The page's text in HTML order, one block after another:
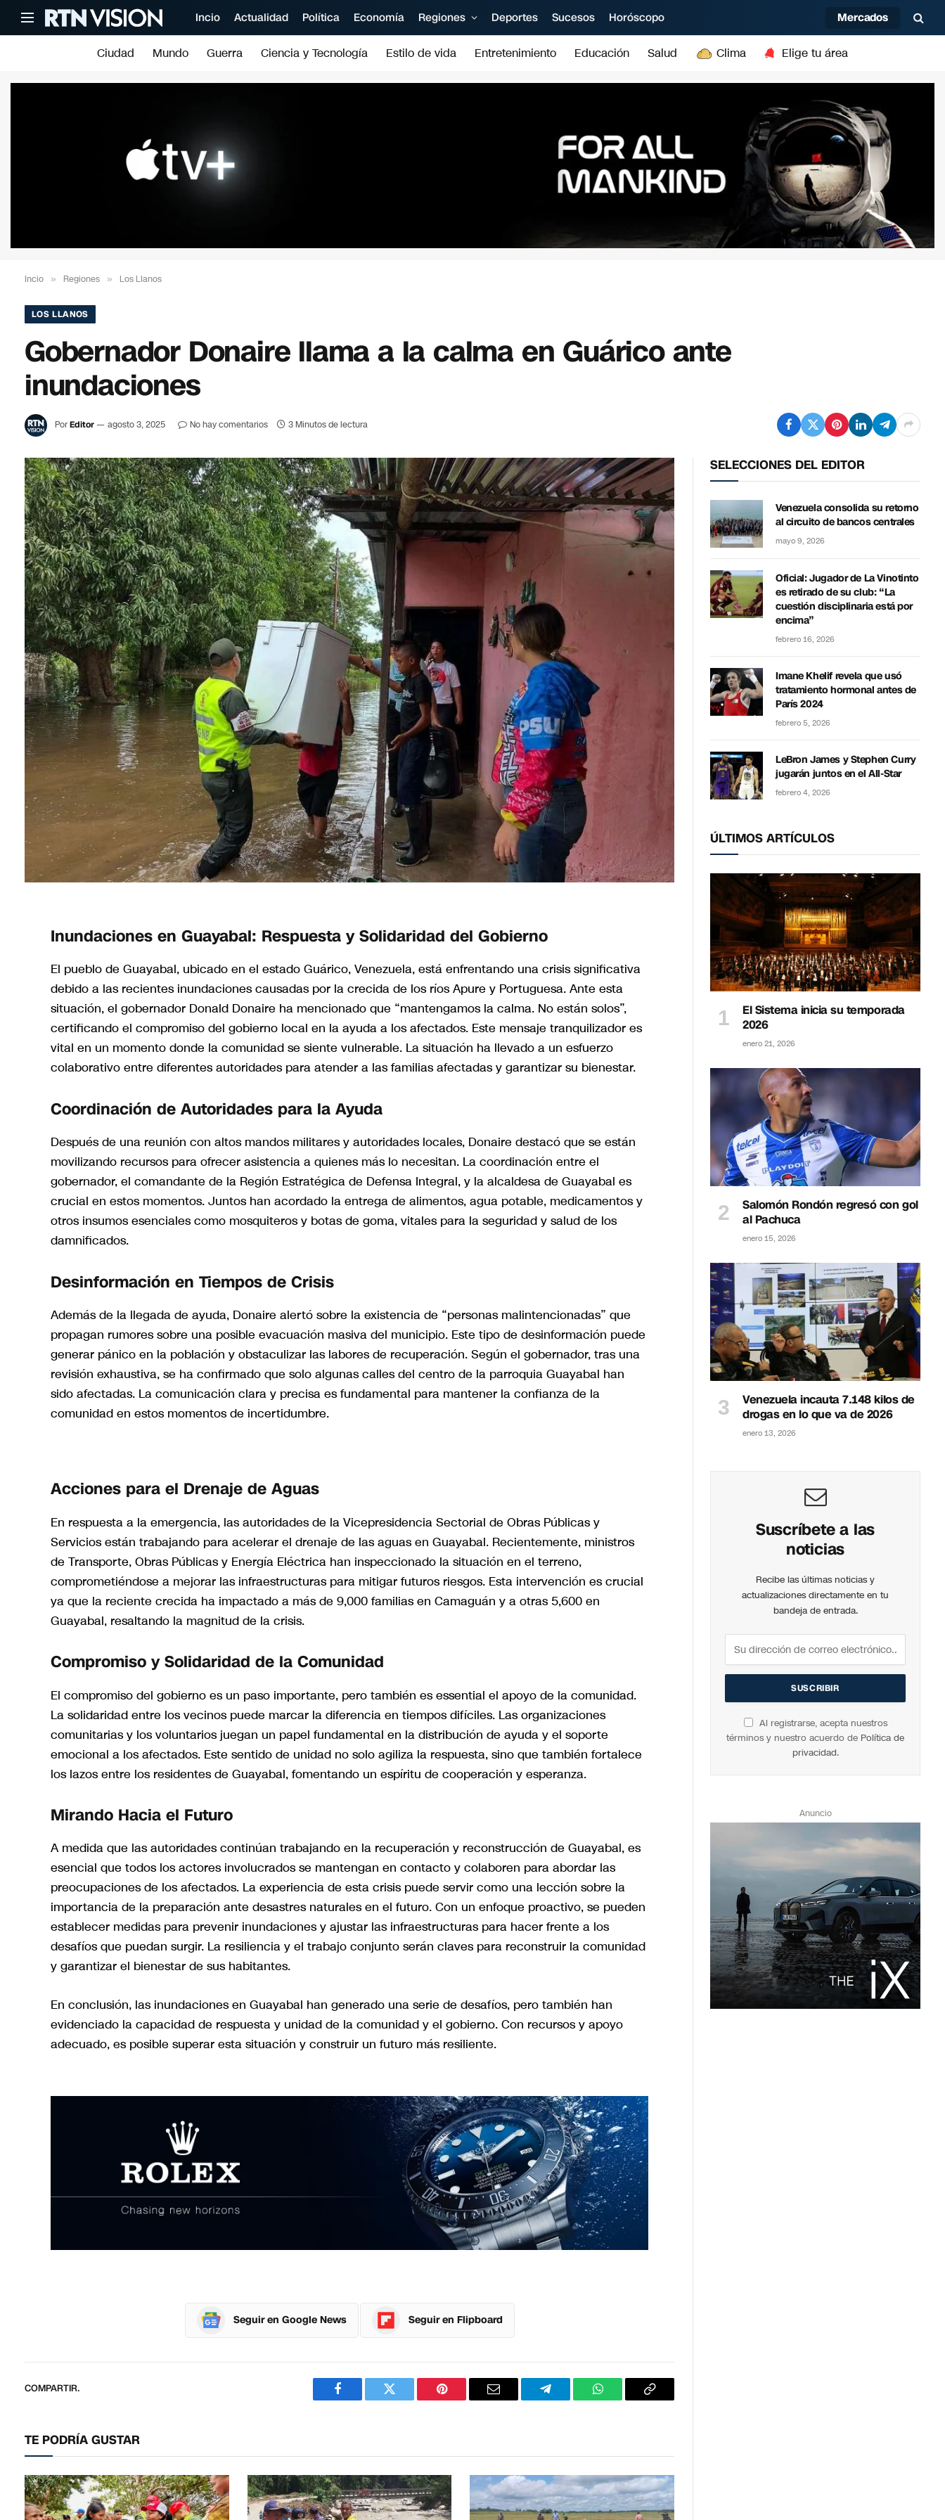
Incio Actualidad Política Economía Regiones Deportes Sucesos Horóscopo Mercados
Ciudad Mundo Guerra Ciencia y Tecnología Estilo de vida Entretenimiento Educación Salud Clima Elige tu área
Incio » Regiones » Los Llanos
LOS LLANOS
Gobernador Donaire llama a la calma en Guárico ante
inundaciones
PorEditor agosto 3, 2025 No hay comentarios 3 Minutos de lectura
Inundaciones en Guayabal: Respuesta y Solidaridad del Gobierno
El pueblo de Guayabal, ubicado en el estado Guárico, Venezuela, está enfrentando una crisis significativa
debido a las recientes inundaciones causadas por la crecida de los ríos Apure y Portuguesa. Ante esta
situación, el gobernador Donald Donaire ha mencionado que “mantengamos la calma. No están solos”,
certificando el compromiso del gobierno local en la ayuda a los afectados. Este mensaje tranquilizador es
vital en un momento donde la comunidad se siente vulnerable. La situación ha llevado a un esfuerzo
colaborativo entre diferentes autoridades para atender a las familias afectadas y garantizar su bienestar.
Coordinación de Autoridades para la Ayuda
Después de una reunión con altos mandos militares y autoridades locales, Donaire destacó que se están
movilizando recursos para ofrecer asistencia a quienes más lo necesitan. La coordinación entre el
gobernador, el comandante de la Región Estratégica de Defensa Integral, y la alcaldesa de Guayabal es
crucial en estos momentos. Juntos han acordado la entrega de alimentos, agua potable, medicamentos y
otros insumos esenciales como mosquiteros y botas de goma, vitales para la seguridad y salud de los
damnificados.
Desinformación en Tiempos de Crisis
Además de la llegada de ayuda, Donaire alertó sobre la existencia de “personas malintencionadas” que
propagan rumores sobre una posible evacuación masiva del municipio. Este tipo de desinformación puede
generar pánico en la población y obstaculizar las labores de recuperación. Según el gobernador, tras una
revisión exhaustiva, se ha confirmado que solo algunas calles del centro de la parroquia Guayabal han
sido afectadas. La comunicación clara y precisa es fundamental para mantener la confianza de la
comunidad en estos momentos de incertidumbre.
Acciones para el Drenaje de Aguas
En respuesta a la emergencia, las autoridades de la Vicepresidencia Sectorial de Obras Públicas y
Servicios están trabajando para acelerar el drenaje de las aguas en Guayabal. Recientemente, ministros
de Transporte, Obras Públicas y Energía Eléctrica han inspeccionado la situación en el terreno,
comprometiéndose a mejorar las infraestructuras para mitigar futuros riesgos. Esta intervención es crucial
ya que la reciente crecida ha impactado a más de 9,000 familias en Camaguán y a otras 5,600 en
Guayabal, resaltando la magnitud de la crisis.
Compromiso y Solidaridad de la Comunidad
El compromiso del gobierno es un paso importante, pero también es essential el apoyo de la comunidad.
La solidaridad entre los vecinos puede marcar la diferencia en tiempos difíciles. Las organizaciones
comunitarias y los voluntarios juegan un papel fundamental en la distribución de ayuda y el soporte
emocional a los afectados. Este sentido de unidad no solo agiliza la respuesta, sino que también fortalece
los lazos entre los residentes de Guayabal, fomentando un espíritu de cooperación y esperanza.
Mirando Hacia el Futuro
A medida que las autoridades continúan trabajando en la recuperación y reconstrucción de Guayabal, es
esencial que todos los actores involucrados se mantengan en contacto y colaboren para abordar las
preocupaciones de los afectados. La experiencia de esta crisis puede servir como una lección sobre la
importancia de la preparación ante desastres naturales en el futuro. Con un enfoque proactivo, se pueden
establecer medidas para prevenir inundaciones y ajustar las infraestructuras para hacer frente a los
desafíos que puedan surgir. La resiliencia y el trabajo conjunto serán claves para reconstruir la comunidad
y garantizar el bienestar de sus habitantes.
En conclusión, las inundaciones en Guayabal han generado una serie de desafíos, pero también han
evidenciado la capacidad de respuesta y unidad de la comunidad y el gobierno. Con recursos y apoyo
adecuado, es posible superar esta situación y construir un futuro más resiliente.
Seguir en Google News Seguir en Flipboard
COMPARTIR.
FacebookTwitter PinterestCorreo
TelegramWhatsAppCopiar
TE PODRÍA GUSTAR
SELECCIONES DEL EDITOR
Venezuela consolida su retorno
al circuito de bancos centrales
mayo 9, 2026
Oficial: Jugador de La Vinotinto
es retirado de su club: “La
cuestión disciplinaria está por
encima”
febrero 16, 2026
Imane Khelif revela que usó
tratamiento hormonal antes de
París 2024
febrero 5, 2026
LeBron James y Stephen Curry
jugarán juntos en el All-Star
febrero 4, 2026
ÚLTIMOS ARTÍCULOS
El Sistema inicia su temporada
2026
enero 21, 2026
Salomón Rondón regresó con gol
al Pachuca
enero 15, 2026
Venezuela incauta 7.148 kilos de
drogas en lo que va de 2026
enero 13, 2026
Suscríbete a las
noticias
Recibe las últimas noticias y
actualizaciones directamente en tu
bandeja de entrada.
Al registrarse, acepta nuestros
términos y nuestro acuerdo de Política de
privacidad.
Anuncio